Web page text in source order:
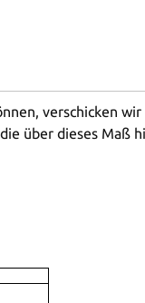
verschicken
über dieses Maß